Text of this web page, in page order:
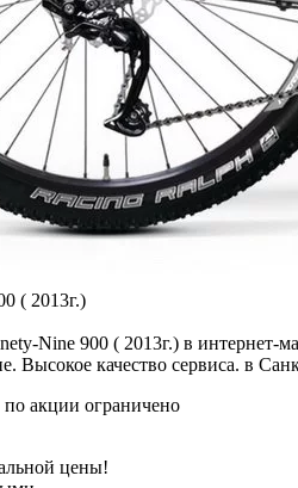
( 2013г.)
Nine 900 ( 2013г.) в интернет-
Высокое качество сервиса. в
по акции ограничено
цены!